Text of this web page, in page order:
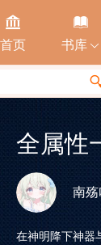

首页

书库 

全属性
南殇
在神明降下神器